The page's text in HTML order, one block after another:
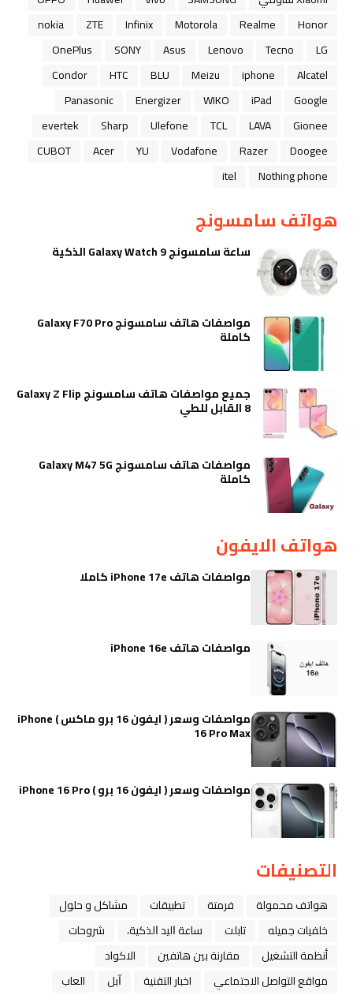
Honor
Realme
Motorola
Infinix
ZTE
nokia
LG
Tecno
Lenovo
Asus
SONY
OnePlus
Alcatel
iphone
Meizu
BLU
HTC
Condor
Google
iPad
WIKO
Energizer
Panasonic
Gionee
LAVA
TCL
Ulefone
Sharp
evertek
Doogee
Razer
Vodafone
YU
Acer
CUBOT
Nothing phone
itel
هواتف سامسونج
ساعة سامسونج Galaxy Watch 9 الذكية
مواصفات هاتف سامسونج Galaxy F70 Pro
كاملة
جميع مواصفات هاتف سامسونج Galaxy Z Flip
8 القابل للطي
مواصفات هاتف سامسونج Galaxy M47 5G
كاملة
هواتف الايفون
مواصفات هاتف iPhone 17e كاملا
مواصفات هاتف iPhone 16e
مواصفات وسعر ( ايفون 16 برو ماكس ) iPhone
16 Pro Max
مواصفات وسعر ( ايفون 16 برو ) iPhone 16 Pro
التصنيفات
هواتف محمولة فرمتة تطبيقات
مشاكل و حلول
خلفيات جميله
تابلت ﺳﺎﻋﺔ ﺍﻟﻴﺪ ﺍﻟﺬﻛﻴﺔ،
شروحات
أنظمة التشغيل
مقارنة بين هاتفين
الاكواد
مواقع التواصل الاجتماعي
اخبار التقنية ﺁﺑﻞ
العاب